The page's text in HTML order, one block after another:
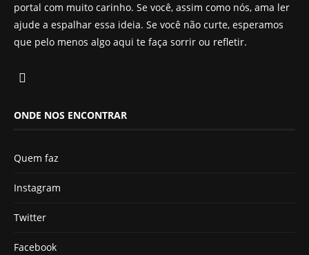
portal com muito carinho. Se você, assim como nós, ama ler
ajude a espalhar essa ideia. Se você não curte, esperamos
que pelo menos algo aqui te faça sorrir ou refletir.
ONDE NOS ENCONTRAR
Quem faz
Instagram
Twitter
Facebook